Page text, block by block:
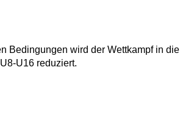
Bedingungen wird der Wettkampf in die
U16 reduziert.